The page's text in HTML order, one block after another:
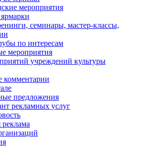
мероприятия
семинары, мастер-классы,
по интересам
мероприятия
учреждений культуры
комментарии
предложения
рекламных услуг
реклама